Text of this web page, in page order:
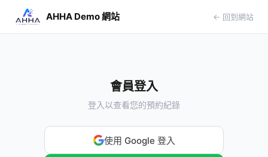
AHHA Demo 網站 ← 回到網站
會員登入
登入以查看您的預約紀錄
使用 Google 登入